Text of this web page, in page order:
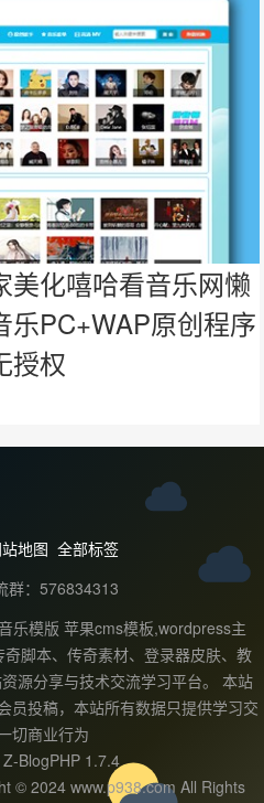
美化嘻哈看音乐网懒
乐PC+WAP原创程序
授权
地图 全部标签
群：576834313
乐模版 苹果cms模板,wordpress主
脚本、传奇素材、登录器皮肤、教
源分享与技术交流学习平台。 本站
员投稿，本站所有数据只提供学习交
切商业行为
Z-BlogPHP 1.7.4
© 2024 www.p938.com All Rights